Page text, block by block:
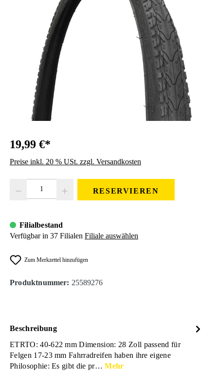
19,99 €*
Preise inkl. 20 % USt. zzgl. Versandkosten
RESERVIEREN
Filialbestand
Verfügbar in 37 Filialen Filiale auswählen
Zum Merkzettel hinzufügen
Produktnummer: 25589276
Beschreibung
ETRTO: 40-622 mm Dimension: 28 Zoll passend für
Felgen 17-23 mm Fahrradreifen haben ihre eigene
Philosophie: Es gibt die pr…Mehr